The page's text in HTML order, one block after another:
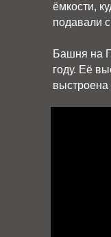
ёмкости,
подавали
Башня на
году. Её
выстроена